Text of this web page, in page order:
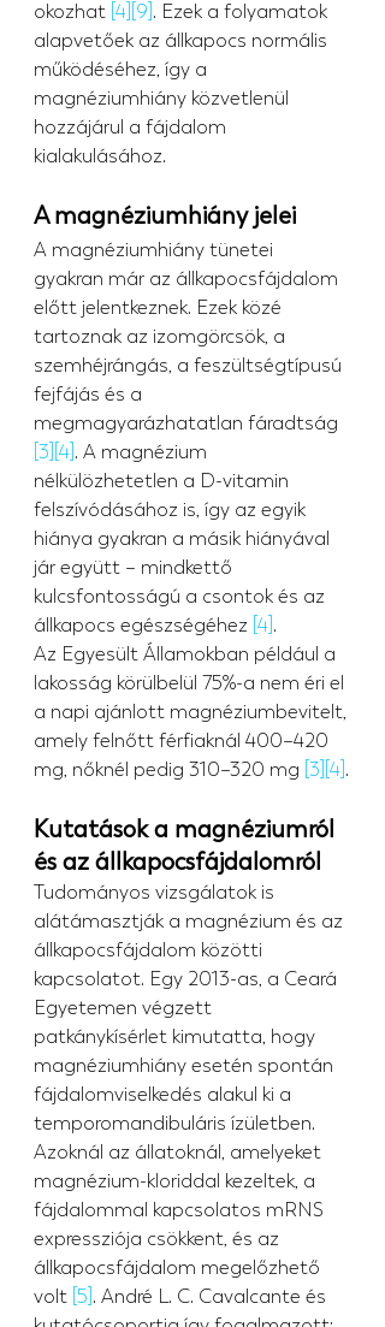
okozhat [4] [9] . Ezek a folyamatok
alapvetőek az állkapocs normális
működéséhez, így a
magnéziumhiány közvetlenül
hozzájárul a fájdalom
kialakulásához.
A magnéziumhiány jelei
A magnéziumhiány tünetei
gyakran már az állkapocsfájdalom
előtt jelentkeznek. Ezek közé
tartoznak az izomgörcsök, a
szemhéjrángás, a feszültségtípusú
fejfájás és a
megmagyarázhatatlan fáradtság
[3] [4] . A magnézium
nélkülözhetetlen a D-vitamin
felszívódásához is, így az egyik
hiánya gyakran a másik hiányával
jár együtt – mindkettő
kulcsfontosságú a csontok és az
állkapocs egészségéhez [4] .
Az Egyesült Államokban például a
lakosság körülbelül 75%-a nem éri el
a napi ajánlott magnéziumbevitelt,
amely felnőtt férfiaknál 400–420
mg, nőknél pedig 310–320 mg [3] [4] .
Kutatások a magnéziumról
és az állkapocsfájdalomról
Tudományos vizsgálatok is
alátámasztják a magnézium és az
állkapocsfájdalom közötti
kapcsolatot. Egy 2013-as, a Ceará
Egyetemen végzett
patkánykísérlet kimutatta, hogy
magnéziumhiány esetén spontán
fájdalomviselkedés alakul ki a
temporomandibuláris ízületben.
Azoknál az állatoknál, amelyeket
magnézium-kloriddal kezeltek, a
fájdalommal kapcsolatos mRNS
expressziója csökkent, és az
állkapocsfájdalom megelőzhető
volt [5] . André L. C. Cavalcante és